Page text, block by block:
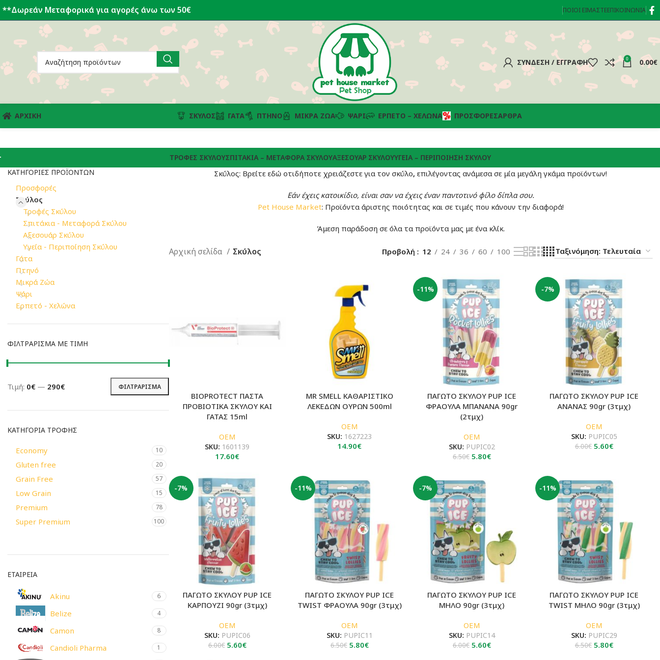
**Δωρεάν Μεταφορικά για αγορές άνω των 50€ ΠΟΙΟΊ ΕΊΜΑΣΤΕΕΠΙΚΟΙΝΩΝΊΑ
ΣΎΝΔΕΣΗ / ΕΓΓΡΑΦΉ 0 0.00€
ΑΡΧΙΚΗ ΣΚΎΛΟΣ ΓΆΤΑ ΠΤΗΝΌ ΜΙΚΡΆ ΖΏΑ ΨΆΡΙ ΕΡΠΕΤΌ – ΧΕΛΏΝΑ ΠΡΟΣΦΟΡΈΣΆΡΘΡΑ
ΤΡΟΦΈΣ ΣΚΎΛΟΥΣΠΙΤΆΚΙΑ – ΜΕΤΑΦΟΡΆ ΣΚΎΛΟΥΑΞΕΣΟΥΆΡ ΣΚΎΛΟΥΥΓΕΊΑ – ΠΕΡΙΠΟΊΗΣΗ ΣΚΎΛΟΥ
ΚΑΤΗΓΟΡΊΕΣ ΠΡΟΪΌΝΤΩΝ
Προσφορές
Σκύλος
Τροφές Σκύλου
Σπιτάκια - Μεταφορά Σκύλου
Αξεσουάρ Σκύλου
Υγεία - Περιποίηση Σκύλου
Γάτα
Πτηνό
Μικρά Ζώα
Ψάρι
Ερπετό - Χελώνα
ΦΙΛΤΡΆΡΙΣΜΑ ΜΕ ΤΙΜΉ
Ελάχιστη
Μέγιστη
ΦΙΛΤΡΆΡΙΣΜΑ
Τιμή: 0€ — 290€
ΚΑΤΗΓΟΡΊΑ ΤΡΟΦΉΣ
Economy 10
Gluten free 20
Grain Free 57
Low Grain 15
Premium 78
Super Premium 100
ΕΤΑΙΡΕΙΑ
Akinu 6
Belize 4
Camon 8
Candioli Pharma 1
Σκύλος: Βρείτε εδώ οτιδήποτε χρειάζεστε για τον σκύλο,επιλέγοντας ανάμεσα σε μία μεγάλη γκάμα προϊόντων!
Εάν έχεις κατοικίδιο, είναι σαν να έχεις έναν παντοτινό φίλο δίπλα σου.
Pet House Market: Προϊόντα άριστης ποιότητας και σε τιμές που κάνουν την διαφορά!
Άμεση παράδοση σε όλα τα προϊόντα μας με ένα κλίκ.
Αρχική σελίδα Σκύλος Προβολή 12 24 36 60 100
BIOPROTECT ΠΑΣΤΑ
ΠΡΟΒΙΟΤΙΚΑ ΣΚΥΛΟΥ ΚΑΙ
ΓΑΤΑΣ 15ml
OEM
SKU: 1601139
17.60€
MR SMELL ΚΑΘΑΡΙΣΤΙΚΟ
ΛΕΚΕΔΩΝ ΟΥΡΩΝ 500ml
OEM
SKU: 1627223
14.90€
-11%
ΠΑΓΩΤΟ ΣΚΥΛΟΥ PUP ICE
ΦΡΑΟΥΛΑ ΜΠΑΝΑΝΑ 90gr
(2τμχ)
OEM
SKU: PUPIC02
6.50€ Original
6.50€.
5.80€Η
-7%
ΠΑΓΩΤΟ ΣΚΥΛΟΥ PUP ICE
ΑΝΑΝΑΣ 90gr (3τμχ)
OEM
SKU: PUPIC05
6.00€ Original
5.60€Η
5.60€.
-7%
ΠΑΓΩΤΟ ΣΚΥΛΟΥ PUP ICE
ΚΑΡΠΟΥΖΙ 90gr (3τμχ)
OEM
SKU: PUPIC06
6.00€ Original
5.60€Η
-11%
ΠΑΓΩΤΟ ΣΚΥΛΟΥ PUP ICE
TWIST ΦΡΑΟΥΛΑ 90gr (3τμχ)
OEM
SKU: PUPIC11
6.50€ Original
5.80€Η
-7%
ΠΑΓΩΤΟ ΣΚΥΛΟΥ PUP ICE
ΜΗΛΟ 90gr (3τμχ)
OEM
SKU: PUPIC14
6.00€ Original
5.60€Η
-11%
ΠΑΓΩΤΟ ΣΚΥΛΟΥ PUP ICE
TWIST ΜΗΛΟ 90gr (3τμχ)
OEM
SKU: PUPIC29
6.50€ Original
5.80€Η